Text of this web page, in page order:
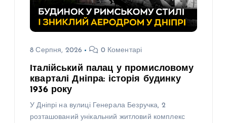
8 Серпня, 2026 0 Коментарі
Італійський палац у промисловому
кварталі Дніпра: історія будинку
1936 року
У Дніпрі на вулиці Генерала Безручка, 2
розташований унікальний житловий комплекс